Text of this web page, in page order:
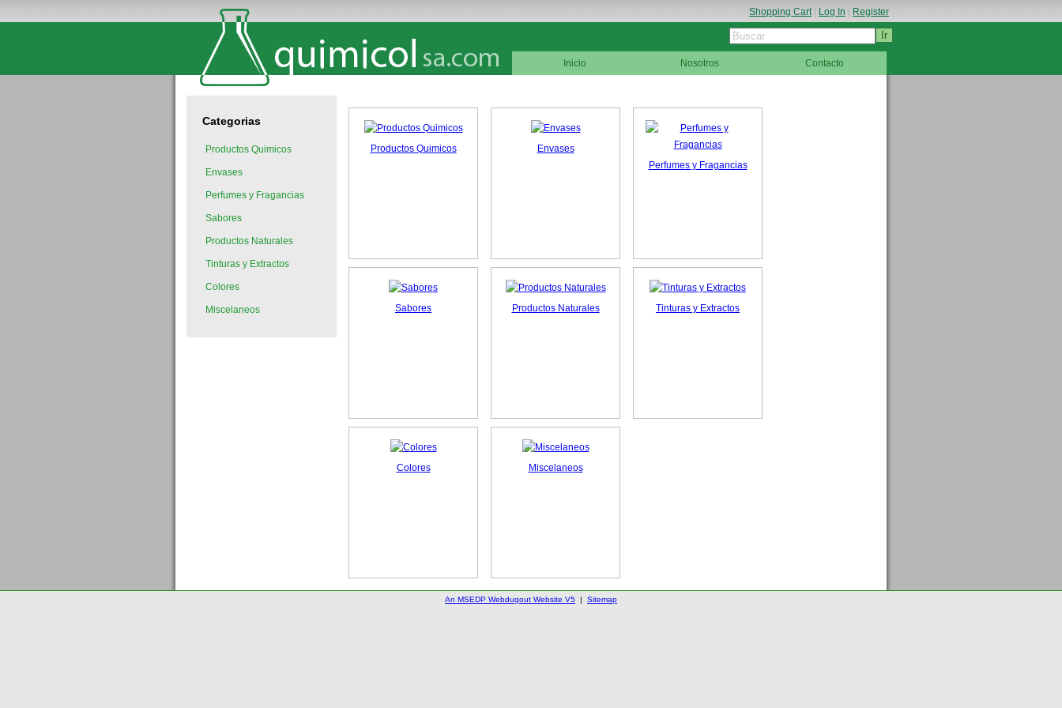
Shopping Cart| Log In Register
Inicio Nosotros Contacto
Categorias
Productos Quimicos
Envases
Perfumes y Fragancias
Sabores
Productos Naturales
Tinturas y Extractos
Colores
Miscelaneos
Productos Quimicos
Envases
Perfumes y Fragancias
Sabores Productos Naturales Tinturas y Extractos
Colores Miscelaneos
An MSEDP Webdugout Website V5 | Sitemap